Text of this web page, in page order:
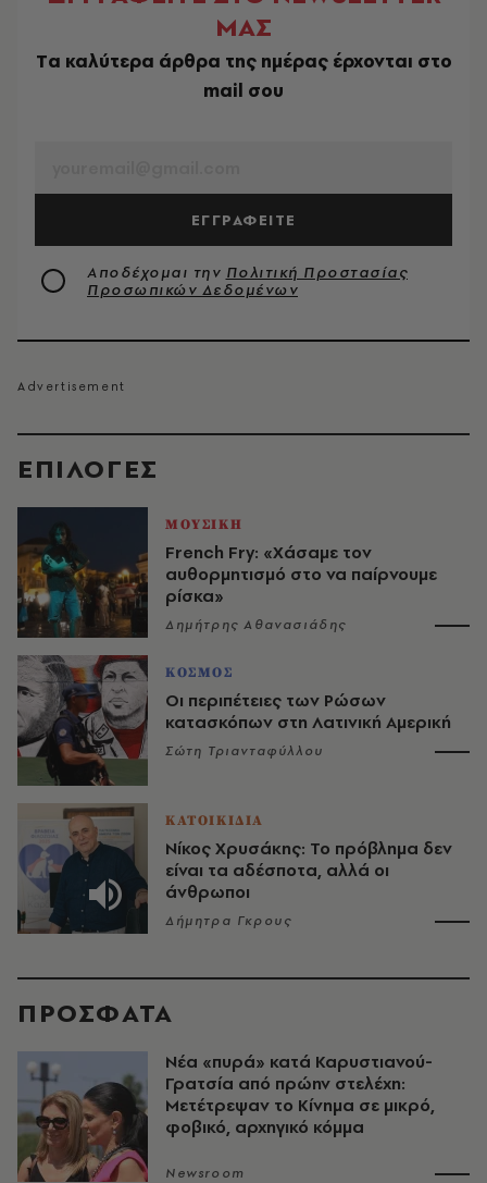
EΠΙΛΟΓΈΣ
ΜΟΥΣΙΚΗ
French Fry: «Χάσαμε τον
αυθορμητισμό στο να παίρνουμε
ρίσκα»
Δημήτρης Αθανασιάδης
ΚΟΣΜΟΣ
Οι περιπέτειες των Ρώσων
κατασκόπων στη Λατινική Αμερική
Σώτη Τριανταφύλλου
ΚΑΤΟΙΚΙΔΙΑ
Νίκος Χρυσάκης: Το πρόβλημα δεν
είναι τα αδέσποτα, αλλά οι
άνθρωποι
Δήμητρα Γκρους
ΜΑΣ
Tα καλύτερα άρθρα της ημέρας έρχονται στο
mail σου
ΕΓΓΡΑΦΕΙΤΕ
Αποδέχομαι την Πολιτική Προστασίας
Προσωπικών Δεδομένων
ΠΡΟΣΦΑΤΑ
Νέα «πυρά» κατά Καρυστιανού-
Γρατσία από πρώην στελέχη:
Μετέτρεψαν το Κίνημα σε μικρό,
φοβικό, αρχηγικό κόμμα
Newsroom